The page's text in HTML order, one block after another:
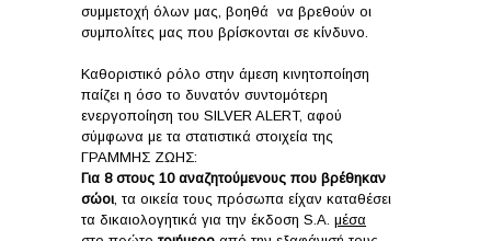
συμμετοχή όλων μας, βοηθά να βρεθούν οι
συμπολίτες μας που βρίσκονται σε κίνδυνο.
Καθοριστικό ρόλο στην άμεση κινητοποίηση
παίζει η όσο το δυνατόν συντομότερη
ενεργοποίηση του SILVER ALERT, αφού
σύμφωνα με τα στατιστικά στοιχεία της
ΓΡΑΜΜΗΣ ΖΩΗΣ:
Για 8 στους 10 αναζητούμενους που βρέθηκαν
σώοι , τα οικεία τους πρόσωπα είχαν καταθέσει
τα δικαιολογητικά για την έκδοση S.A. μέσα